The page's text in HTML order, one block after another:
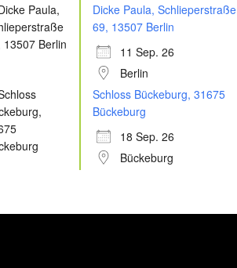
Dicke Paula, Schlieperstraße
69, 13507 Berlin
11 Sep. 26
Berlin
Schloss Bückeburg, 31675
Bückeburg
18 Sep. 26
Bückeburg